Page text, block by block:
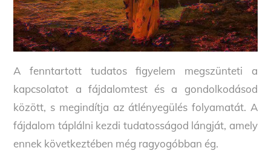
A fenntartott tudatos figyelem megszünteti a
kapcsolatot a fájdalomtest és a gondolkodásod
között, s megindítja az átlényegülés folyamatát. A
fájdalom táplálni kezdi tudatosságod lángját, amely
ennek következtében még ragyogóbban ég.